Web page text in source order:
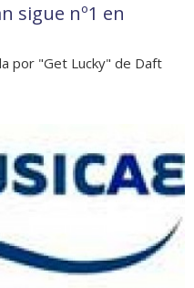
sigue nº1 en
por "Get Lucky" de Daft